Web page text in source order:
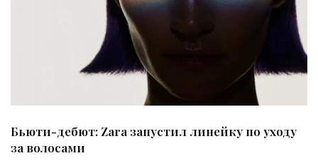
Бьюти-дебют: Zara запустил линейку по уходу
за волосами